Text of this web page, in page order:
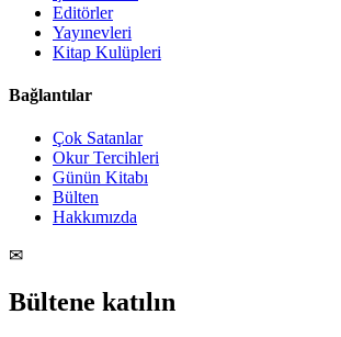
Editörler
Yayınevleri
Kitap Kulüpleri
Bağlantılar
Çok Satanlar
Okur Tercihleri
Günün Kitabı
Bülten
Hakkımızda
✉
Bültene katılın